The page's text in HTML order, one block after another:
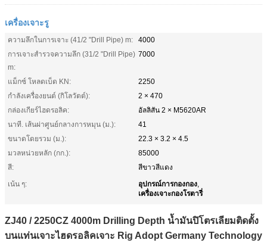
เครื่องเจาะรู
ความลึกในการเจาะ (41/2 "Drill Pipe) m:
4000
การเจาะสำรวจความลึก (31/2 "Drill Pipe)
m:
7000
แม็กซ์ โหลดเบ็ด KN:
2250
กำลังเครื่องยนต์ (กิโลวัตต์):
2 × 470
กล่องเกียร์ไฮดรอลิค:
อัลลิสัน 2 × M5620AR
นาที. เส้นผ่าศูนย์กลางการหมุน (ม.):
41
ขนาดโดยรวม (ม.):
22.3 × 3.2 × 4.5
มวลหน่วยหลัก (กก.):
85000
สี:
สีขาวสีแดง
เน้น ๆ:
อุปกรณ์การกองกอง,
เครื่องเจาะกองโรตารี่
ZJ40 / 2250CZ 4000m Drilling Depth น้ำมันปิโตรเลียมติดตั้ง
บนแท่นเจาะไฮดรอลิคเจาะ Rig Adopt Germany Technology